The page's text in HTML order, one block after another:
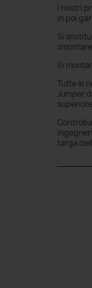
I nostri
in poi
Si
Si
Tutte le
Jumper
targa